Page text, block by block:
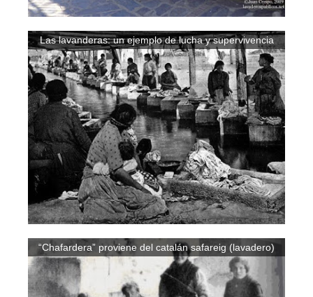
Las lavanderas: un ejemplo de lucha y supervivencia
“Chafardera” proviene del catalán safareig (lavadero)